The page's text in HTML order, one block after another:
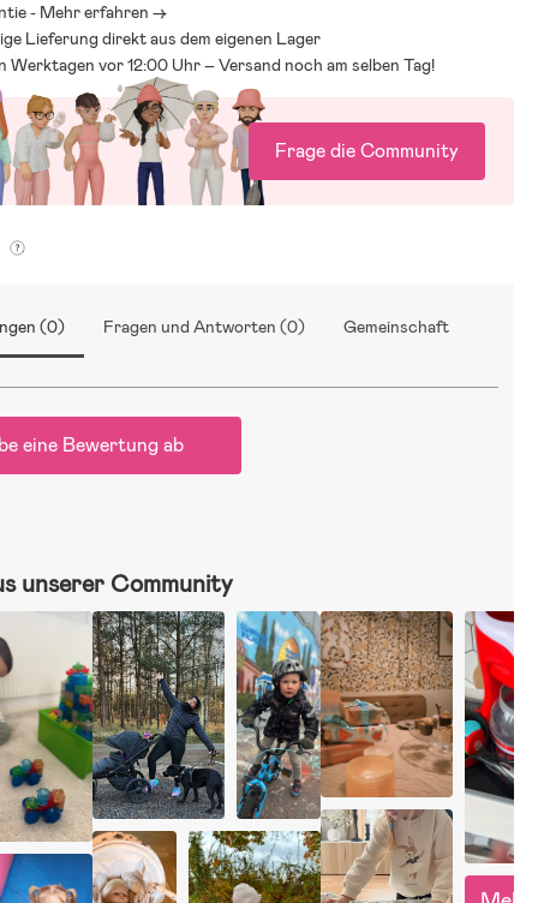
- Mehr erfahren ->
Lieferung direkt aus dem eigenen Lager
Werktagen vor 12:00 Uhr – Versand noch am selben Tag!
Frage die Community
(0) Fragen und Antworten (0) Gemeinschaft
eine Bewertung ab
unserer Community